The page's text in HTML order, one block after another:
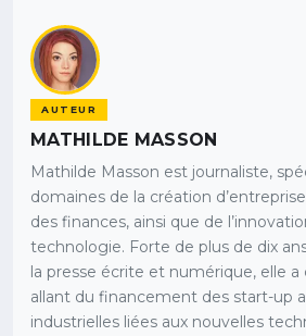
AUTEUR
MATHILDE MASSON
Mathilde Masson est journaliste,
domaines de la création
des finances, ainsi que de
technologie. Forte de plus de dix
la presse écrite et numérique, elle
allant du financement des start-up
industrielles liées aux nouvelles